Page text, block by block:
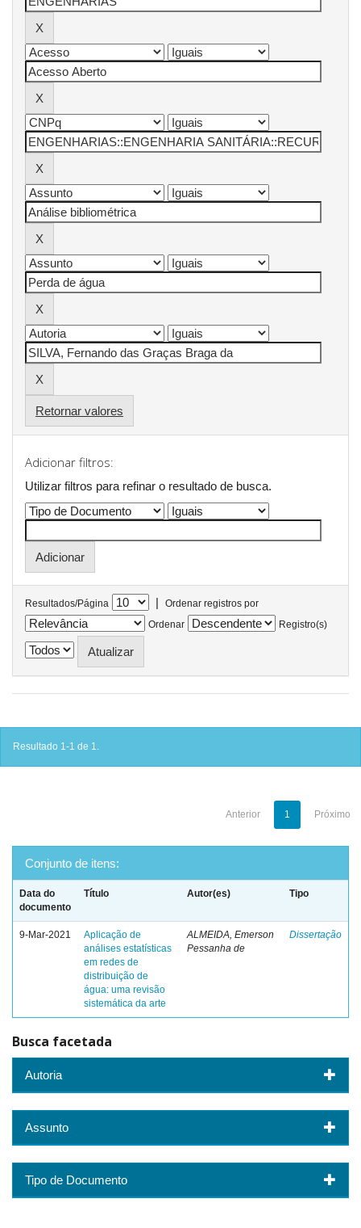
Retornar valores
Adicionar filtros:
Utilizar filtros para refinar o resultado de busca.
Resultados/Página |
Ordenar registros por
Ordenar
Registro(s)
Resultado 1-1 de 1.
Anterior 1 Próximo
Conjunto de itens:
Data do
documento
Título Autor(es) Tipo
9-Mar-2021
Aplicação de
análises estatísticas
em redes de
distribuição de
água: uma revisão
sistemática da arte
ALMEIDA, Emerson
Pessanha de
Dissertação
Busca facetada
Autoria
Assunto
Tipo de Documento